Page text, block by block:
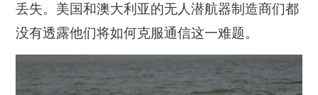
丢失。美国和澳大利亚的无人潜航器制造商们都
没有透露他们将如何克服通信这一难题。